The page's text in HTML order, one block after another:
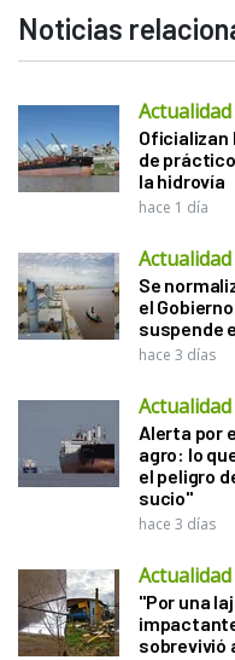
Noticias
Actualidad
Oficializan
de
la hidrovía
hace 1 día
Actualidad
Se
el
suspende
hace 3 días
Actualidad
Alerta por
agro: lo
el peligro
sucio"
hace 3 días
Actualidad
"Por una
sobrevivió